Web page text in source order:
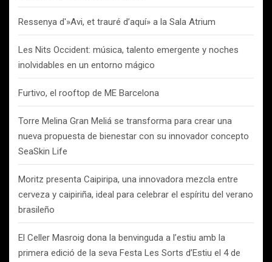
Ressenya d'»Avi, et trauré d’aquí» a la Sala Atrium
Les Nits Occident: música, talento emergente y noches
inolvidables en un entorno mágico
Furtivo, el rooftop de ME Barcelona
Torre Melina Gran Meliá se transforma para crear una
nueva propuesta de bienestar con su innovador concepto
SeaSkin Life
Moritz presenta Caipiripa, una innovadora mezcla entre
cerveza y caipiriña, ideal para celebrar el espíritu del verano
brasileño
El Celler Masroig dona la benvinguda a l’estiu amb la
primera edició de la seva Festa Les Sorts d’Estiu el 4 de